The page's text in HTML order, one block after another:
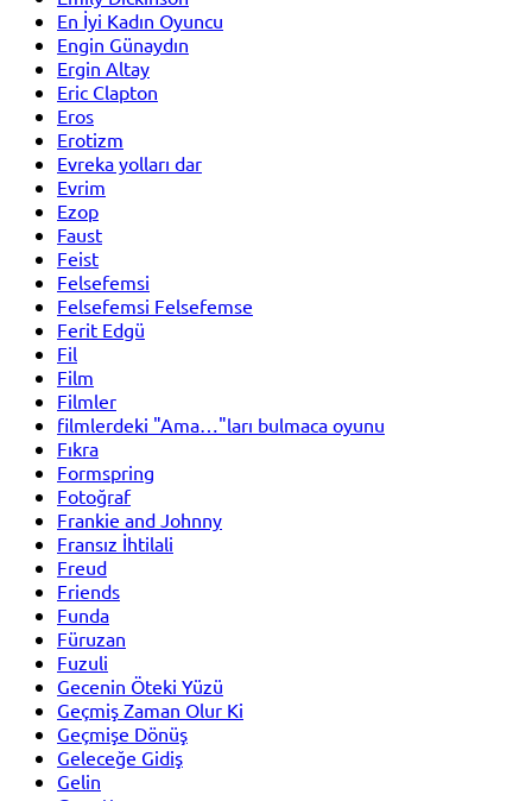
En İyi Kadın Oyuncu
Engin Günaydın
Ergin Altay
Eric Clapton
Eros
Erotizm
Evreka yolları dar
Evrim
Ezop
Faust
Feist
Felsefemsi
Felsefemsi Felsefemse
Ferit Edgü
Fil
Film
Filmler
filmlerdeki "Ama…"ları bulmaca oyunu
Fıkra
Formspring
Fotoğraf
Frankie and Johnny
Fransız İhtilali
Freud
Friends
Funda
Füruzan
Fuzuli
Gecenin Öteki Yüzü
Geçmiş Zaman Olur Ki
Geçmişe Dönüş
Geleceğe Gidiş
Gelin